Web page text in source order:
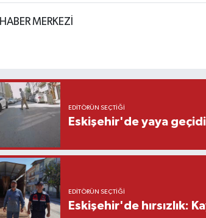
HABER MERKEZİ
EDITÖRÜN SEÇTIĞI
Eskişehir'de yaya
EDITÖRÜN SEÇTIĞI
Eskişehir'de hırsızlık: